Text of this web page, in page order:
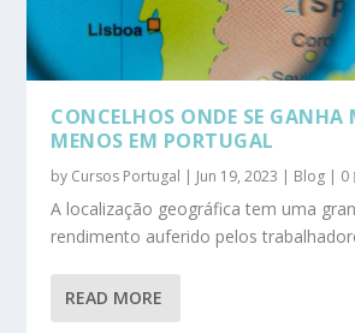
CONCELHOS ONDE SE GANHA
MENOS EM PORTUGAL
by Cursos Portugal | Jun 19, 2023 | Blog | 0
A localização geográfica tem uma
rendimento auferido pelos
READ MORE